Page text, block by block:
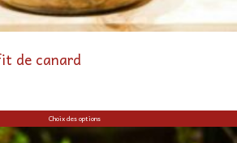
de canard
Choix des options